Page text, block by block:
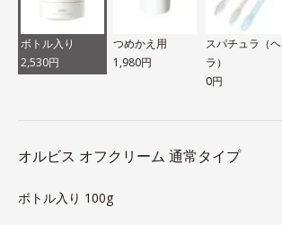
ボトル入り
2,530円
つめかえ用
1,980円
スパチュラ（ヘ
ラ）
0円
オルビス オフクリーム 通常タイプ
ボトル入り 100g